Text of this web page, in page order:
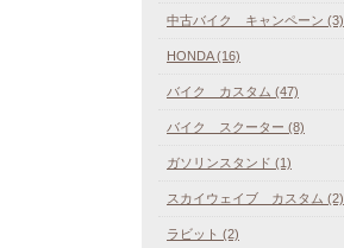
中古バイク キャンペーン (3)
HONDA (16)
バイク カスタム (47)
バイク スクーター (8)
ガソリンスタンド (1)
スカイウェイブ カスタム (2)
ラビット (2)